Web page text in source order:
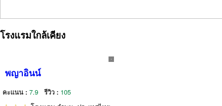
โรงแรมใกล้เคียง
พญาอินน์
คะแนน : 7.9 รีวิว : 105